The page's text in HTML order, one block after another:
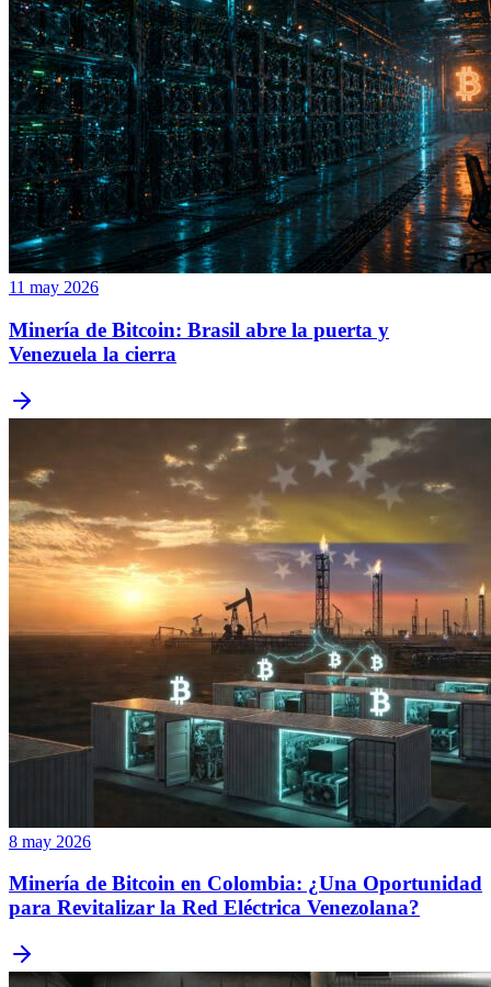
11 may 2026
Minería de Bitcoin: Brasil abre la puerta y
Venezuela la cierra
8 may 2026
Minería de Bitcoin en Colombia: ¿Una Oportunidad
para Revitalizar la Red Eléctrica Venezolana?